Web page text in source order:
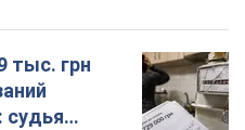
тыс. грн
судья